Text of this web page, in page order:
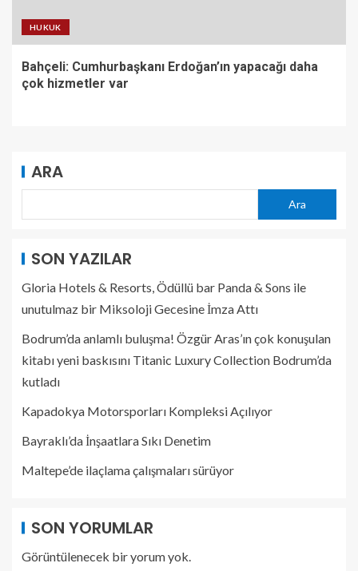
HUKUK
Bahçeli: Cumhurbaşkanı Erdoğan’ın yapacağı daha
çok hizmetler var
ARA
Ara
SON YAZILAR
Gloria Hotels & Resorts, Ödüllü bar Panda & Sons ile
unutulmaz bir Miksoloji Gecesine İmza Attı
Bodrum’da anlamlı buluşma! Özgür Aras’ın çok konuşulan
kitabı yeni baskısını Titanic Luxury Collection Bodrum’da
kutladı
Kapadokya Motorsporları Kompleksi Açılıyor
Bayraklı’da İnşaatlara Sıkı Denetim
Maltepe’de ilaçlama çalışmaları sürüyor
SON YORUMLAR
Görüntülenecek bir yorum yok.